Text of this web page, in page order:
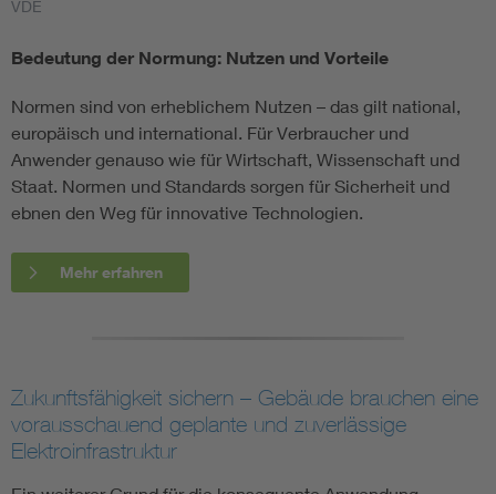
VDE
Bedeutung der Normung: Nutzen und Vorteile
Normen sind von erheblichem Nutzen – das gilt national,
europäisch und international. Für Verbraucher und
Anwender genauso wie für Wirtschaft, Wissenschaft und
Staat. Normen und Standards sorgen für Sicherheit und
ebnen den Weg für innovative Technologien.
Mehr erfahren
Zukunftsfähigkeit sichern – Gebäude brauchen eine
vorausschauend geplante und zuverlässige
Elektroinfrastruktur